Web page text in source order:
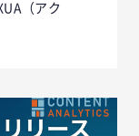
（アク